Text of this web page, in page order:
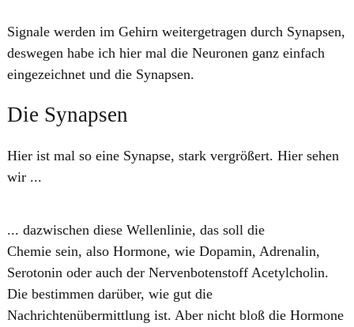
Signale werden im Gehirn weitergetragen durch Synapsen,
deswegen habe ich hier mal die Neuronen ganz einfach
eingezeichnet und die Synapsen.
Die Synapsen
Hier ist mal so eine Synapse, stark vergrößert. Hier sehen
wir ...
... ​dazwischen diese Wellenlinie, das soll die
Chemie sein, also Hormone, wie Dopamin, Adrenalin,
Serotonin oder auch der Nervenbotenstoff Acetylcholin.
Die bestimmen darüber, wie gut die
Nachrichtenübermittlung ist. Aber nicht bloß die Hormone